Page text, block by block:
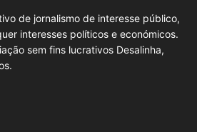
de jornalismo de interesse público,
interesses políticos e económicos.
sem fins lucrativos Desalinha,